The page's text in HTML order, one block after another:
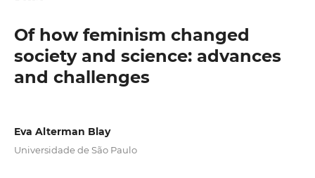
Of how feminism changed
society and science: advances
and challenges
Eva Alterman Blay
Universidade de São Paulo